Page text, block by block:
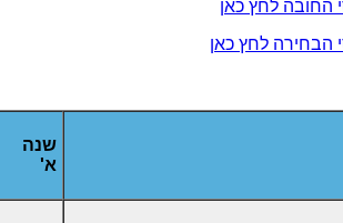
החובה לחץ כאן
הבחירה לחץ כאן
שנה
א'